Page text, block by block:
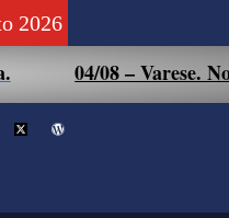
2026
04/08 – Varese. Non